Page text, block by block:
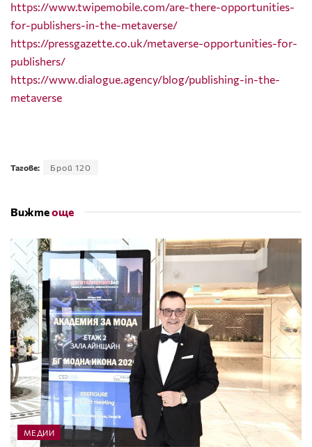
https://www.twipemobile.com/are-there-opportunities-
for-publishers-in-the-metaverse/
https://pressgazette.co.uk/metaverse-opportunities-for-
publishers/
https://www.dialogue.agency/blog/publishing-in-the-
metaverse
Тагове: Брой 120
Вижтеоще
МЕДИИ